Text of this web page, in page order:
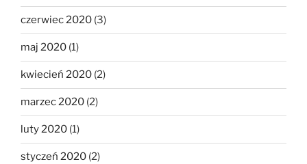
czerwiec 2020 (3)
maj 2020 (1)
kwiecień 2020 (2)
marzec 2020 (2)
luty 2020 (1)
styczeń 2020 (2)